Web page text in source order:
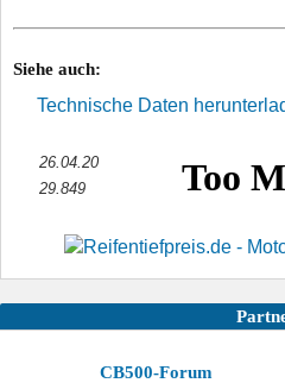
Siehe auch:
Technische Daten
26.04.20
29.849
CB500-Forum